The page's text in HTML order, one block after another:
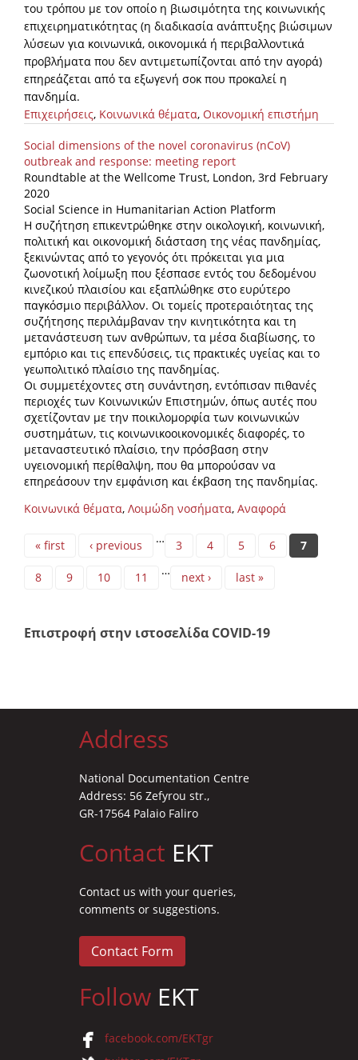
του τρόπου με τον οποίο η βιωσιμότητα της κοινωνικής
επιχειρηματικότητας (η διαδικασία ανάπτυξης βιώσιμων
λύσεων για κοινωνικά, οικονομικά ή περιβαλλοντικά
προβλήματα που δεν αντιμετωπίζονται από την αγορά)
επηρεάζεται από τα εξωγενή σοκ που προκαλεί η
πανδημία.
Επιχειρήσεις, Κοινωνικά θέματα, Οικονομική επιστήμη
Social dimensions of the novel coronavirus (nCoV)
outbreak and response: meeting report
Roundtable at the Wellcome Trust, London, 3rd February
2020
Social Science in Humanitarian Action Platform
Η συζήτηση επικεντρώθηκε στην οικολογική, κοινωνική,
πολιτική και οικονομική διάσταση της νέας πανδημίας,
ξεκινώντας από το γεγονός ότι πρόκειται για μια
ζωονοτική λοίμωξη που ξέσπασε εντός του δεδομένου
κινεζικού πλαισίου και εξαπλώθηκε στο ευρύτερο
παγκόσμιο περιβάλλον. Οι τομείς προτεραιότητας της
συζήτησης περιλάμβαναν την κινητικότητα και τη
μετανάστευση των ανθρώπων, τα μέσα διαβίωσης, το
εμπόριο και τις επενδύσεις, τις πρακτικές υγείας και το
γεωπολιτικό πλαίσιο της πανδημίας.
Οι συμμετέχοντες στη συνάντηση, εντόπισαν πιθανές
περιοχές των Κοινωνικών Επιστημών, όπως αυτές που
σχετίζονταν με την ποικιλομορφία των κοινωνικών
συστημάτων, τις κοινωνικοοικονομικές διαφορές, το
μεταναστευτικό πλαίσιο, την πρόσβαση στην
υγειονομική περίθαλψη, που θα μπορούσαν να
επηρεάσουν την εμφάνιση και έκβαση της πανδημίας.
Κοινωνικά θέματα, Λοιμώδη νοσήματα, Αναφορά
Pages
« first ‹ previous … 3 4 5 6 7
8 9 10 11 … next › last »
Επιστροφή στην ιστοσελίδα COVID-19
Address
National Documentation Centre
Address: 56 Zefyrou str.,
GR-17564 Palaio Faliro
Contact EKT
Contact us with your queries,
comments or suggestions.
Contact Form
Follow EKT
facebook.com/EKTgr